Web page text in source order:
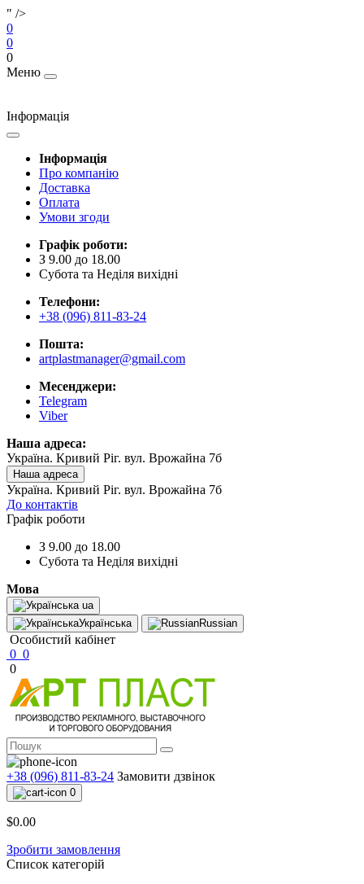
" />
0
0
0
Меню
Інформація
Інформація
Про компанію
Доставка
Оплата
Умови згоди
Графік роботи:
З 9.00 до 18.00
Субота та Неділя вихідні
Телефони:
+38 (096) 811-83-24
Пошта:
artplastmanager@gmail.com
Месенджери:
Telegram
Viber
Наша адреса:
Україна. Кривий Ріг. вул. Врожайна 7б
Наша адреса
Україна. Кривий Ріг. вул. Врожайна 7б
До контактів
Графік роботи
З 9.00 до 18.00
Субота та Неділя вихідні
Мова
ua
Українська
Russian
Особистий кабінет
0 0
0
+38 (096) 811-83-24 Замовити дзвінок
0
$0.00
Зробити замовлення
Список категорій